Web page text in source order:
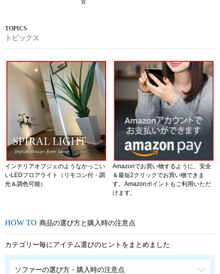
貨
トピックス
インテリアオブジェのようなかっこい
いLEDフロアライト（リモコン付・調
光＆調色可能）
Amazonでお買い物するように、安全
＆最短2クリックでお買い物できま
す。Amazonポイントもご利用いただ
けます。
商品の選び方と購入時の注意点
カテゴリー毎にアイテム選びのヒントをまとめました
ソファーの選び方・購入時の注意点